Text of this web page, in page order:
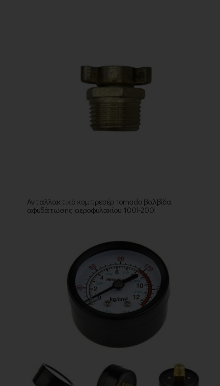
Ανταλλακτικό κομπρεσέρ tornado βαλβίδα
αφυδάτωσης αεροφυλακίου 100l-200l